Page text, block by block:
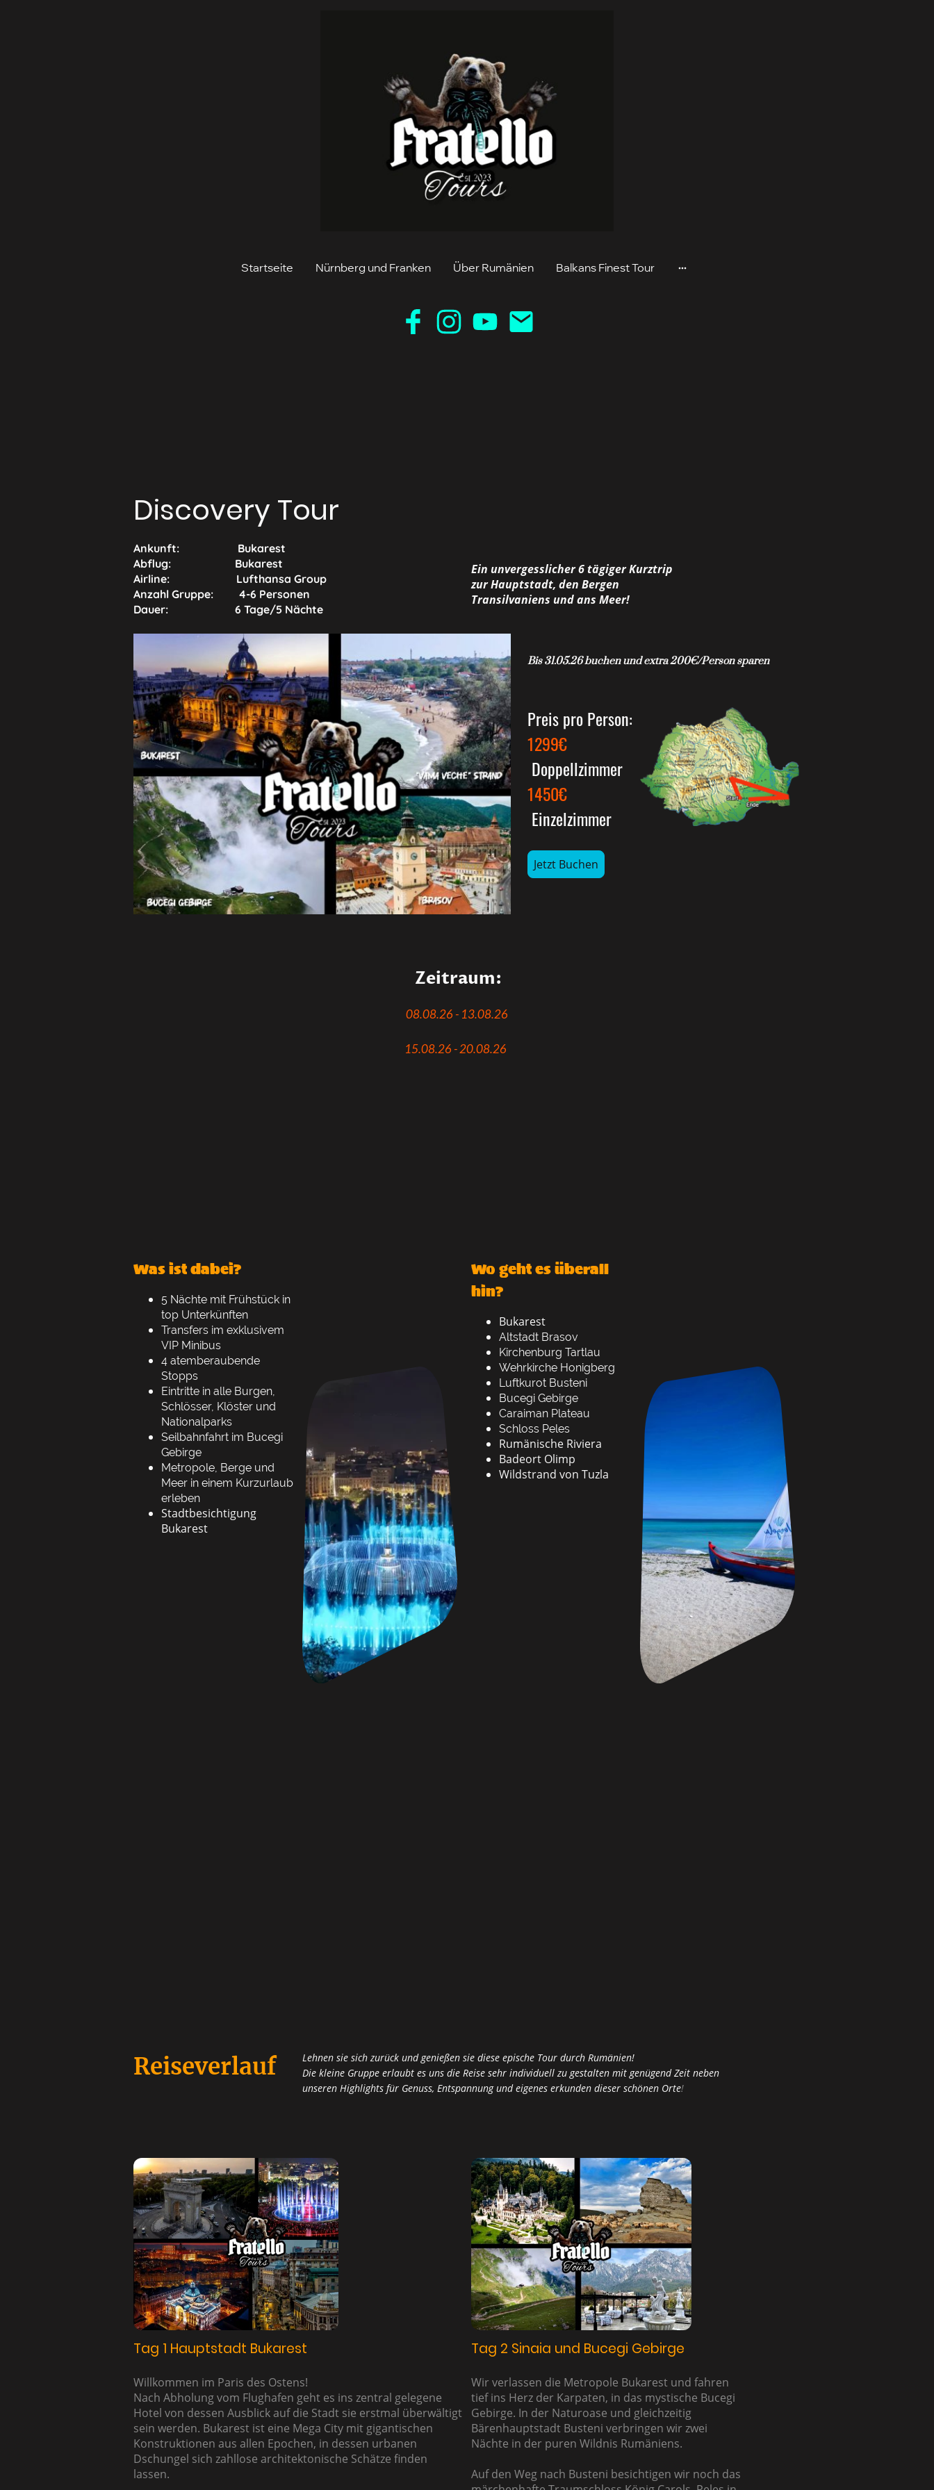
Startseite Nürnberg und Franken Über Rumänien Balkans Finest Tour
Discovery Tour
Ein unvergesslicher 6 tägiger Kurztrip
zur Hauptstadt, den Bergen
Transilvaniens und ans Meer!
Ankunft: Bukarest
Abflug: Bukarest
Airline: Lufthansa Group
Anzahl Gruppe: 4-6 Personen
Dauer: 6 Tage/5 Nächte
Preis pro Person:
1299€
Doppellzimmer
1450€
Einzelzimmer
Jetzt Buchen
Zeitraum:
08.08.26 - 13.08.26
15.08.26 - 20.08.26
Bis 31.05.26 buchen und extra 200€/Person sparen
Was ist dabei?
5 Nächte mit Frühstück in
top Unterkünften
Transfers im exklusivem
VIP Minibus
4 atemberaubende
Stopps
Eintritte in alle Burgen,
Schlösser, Klöster und
Nationalparks
Seilbahnfahrt im Bucegi
Gebirge
Metropole, Berge und
Meer in einem Kurzurlaub
erleben
Stadtbesichtigung
Bukarest
Wo geht es überall
hin?
Bukarest
Altstadt Brasov
Kirchenburg Tartlau
Wehrkirche Honigberg
Luftkurot Busteni
Bucegi Gebirge
Caraiman Plateau
Schloss Peles
Rumänische Riviera
Badeort Olimp
Wildstrand von Tuzla
Reiseverlauf
Lehnen sie sich zurück und genießen sie diese epische Tour durch Rumänien!
Die kleine Gruppe erlaubt es uns die Reise sehr individuell zu gestalten mit genügend Zeit neben
unseren Highlights für Genuss, Entspannung und eigenes erkunden dieser schönen Orte!
Tag 1 Hauptstadt Bukarest
Willkommen im Paris des Ostens!
Nach Abholung vom Flughafen geht es ins zentral gelegene
Hotel von dessen Ausblick auf die Stadt sie erstmal überwältigt
sein werden. Bukarest ist eine Mega City mit gigantischen
Konstruktionen aus allen Epochen, in dessen urbanen
Dschungel sich zahllose architektonische Schätze finden
lassen.
Tag 2 Sinaia und Bucegi Gebirge
Wir verlassen die Metropole Bukarest und fahren
tief ins Herz der Karpaten, in das mystische Bucegi
Gebirge. In der Naturoase und gleichzeitig
Bärenhauptstadt Busteni verbringen wir zwei
Nächte in der puren Wildnis Rumäniens.
Auf den Weg nach Busteni besichtigen wir noch das